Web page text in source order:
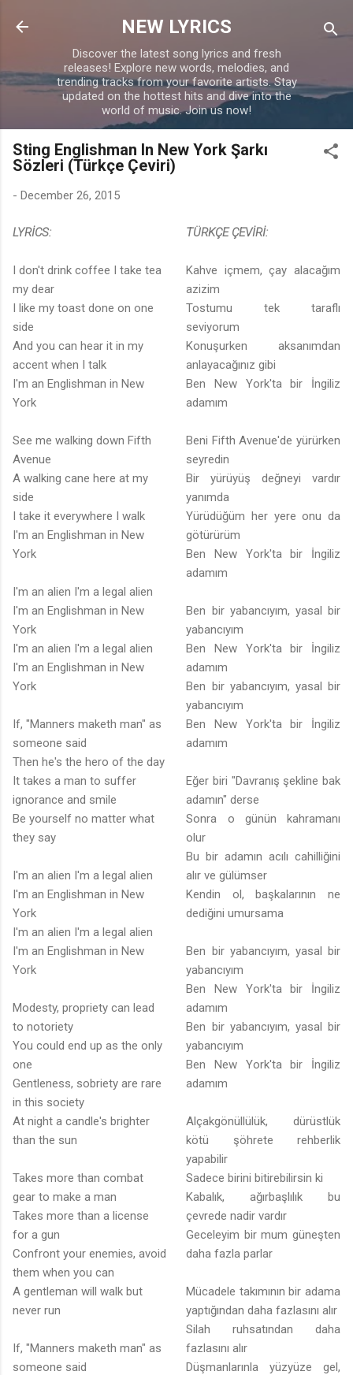
Skip to main content
NEW LYRICS
Discover the latest song lyrics and fresh
releases! Explore new words, melodies, and
trending tracks from your favorite artists. Stay
updated on the hottest hits and dive into the
world of music. Join us now!
Sting Englishman In New York Şarkı
Sözleri (Türkçe Çeviri)
- December 26, 2015
LYRİCS:
I don't drink coffee I take tea
my dear
I like my toast done on one
side
And you can hear it in my
accent when I talk
I'm an Englishman in New
York
See me walking down Fifth
Avenue
A walking cane here at my
side
I take it everywhere I walk
I'm an Englishman in New
York
I'm an alien I'm a legal alien
I'm an Englishman in New
York
I'm an alien I'm a legal alien
I'm an Englishman in New
York
If, "Manners maketh man" as
someone said
Then he's the hero of the day
It takes a man to suffer
ignorance and smile
Be yourself no matter what
they say
I'm an alien I'm a legal alien
I'm an Englishman in New
York
I'm an alien I'm a legal alien
I'm an Englishman in New
York
Modesty, propriety can lead
to notoriety
You could end up as the only
one
Gentleness, sobriety are rare
in this society
At night a candle's brighter
than the sun
Takes more than combat
gear to make a man
Takes more than a license
for a gun
Confront your enemies, avoid
them when you can
A gentleman will walk but
never run
If, "Manners maketh man" as
someone said
TÜRKÇE ÇEVİRİ:
Kahve içmem, çay alacağım
azizim
Tostumu tek taraflı
seviyorum
Konuşurken aksanımdan
anlayacağınız gibi
Ben New York'ta bir İngiliz
adamım
Beni Fifth Avenue'de yürürken
seyredin
Bir yürüyüş değneyi vardır
yanımda
Yürüdüğüm her yere onu da
götürürüm
Ben New York'ta bir İngiliz
adamım
Ben bir yabancıyım, yasal bir
yabancıyım
Ben New York'ta bir İngiliz
adamım
Ben bir yabancıyım, yasal bir
yabancıyım
Ben New York'ta bir İngiliz
adamım
Eğer biri "Davranış şekline bak
adamın" derse
Sonra o günün kahramanı
olur
Bu bir adamın acılı cahilliğini
alır ve gülümser
Kendin ol, başkalarının ne
dediğini umursama
Ben bir yabancıyım, yasal bir
yabancıyım
Ben New York'ta bir İngiliz
adamım
Ben bir yabancıyım, yasal bir
yabancıyım
Ben New York'ta bir İngiliz
adamım
Alçakgönüllülük, dürüstlük
kötü şöhrete rehberlik
yapabilir
Sadece birini bitirebilirsin ki
Kabalık, ağırbaşlılık bu
çevrede nadir vardır
Geceleyim bir mum güneşten
daha fazla parlar
Mücadele takımının bir adama
yaptığından daha fazlasını alır
Silah ruhsatından daha
fazlasını alır
Düşmanlarınla yüzyüze gel,